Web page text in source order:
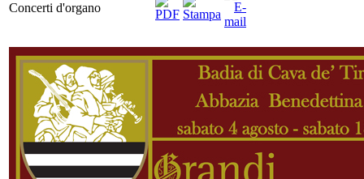
Concerti d'organo